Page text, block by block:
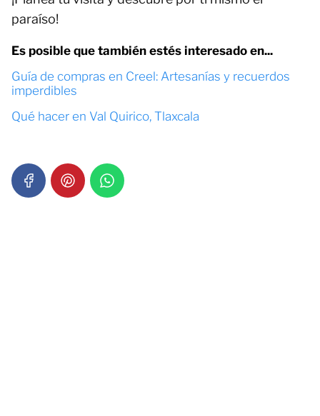
paraíso!
Es posible que también estés interesado en...
Guía de compras en Creel: Artesanías y recuerdos
imperdibles
Qué hacer en Val Quirico, Tlaxcala